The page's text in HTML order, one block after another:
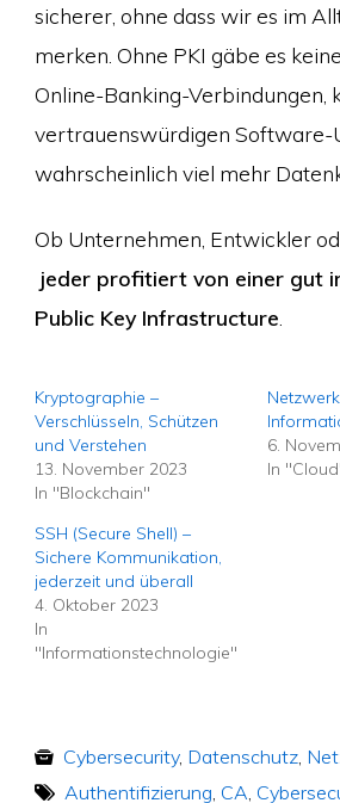
sicherer, ohne dass wir es im
merken. Ohne PKI gäbe es
Online-Banking-Verbindungen,
vertrauenswürdigen Software-
wahrscheinlich viel mehr
Ob Unternehmen, Entwickler
jeder profitiert von einer gut
Public Key Infrastructure
Kryptographie –
Verschlüsseln, Schützen
und Verstehen
13. November 2023
In "Blockchain"
6.
In
SSH (Secure Shell) –
Sichere Kommunikation,
jederzeit und überall
4. Oktober 2023
In
"Informationstechnologie"
Cybersecurity, Datenschutz,
Authentifizierung, CA,